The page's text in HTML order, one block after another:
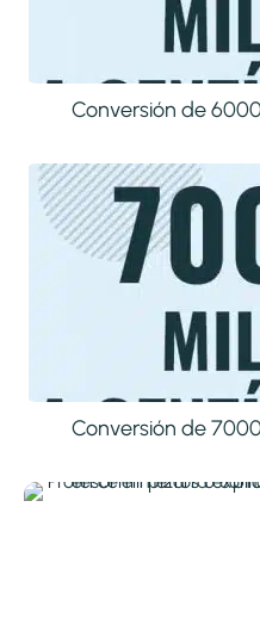
Conversión de
Conversión de